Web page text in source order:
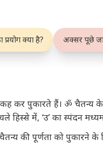
क्या है? अक्सर पूछे
कर पुकारते हैं। ॐ चैतन्य
हिस्से में, ‘उ’ का स्पंदन
की पूर्णता को पुकारने के